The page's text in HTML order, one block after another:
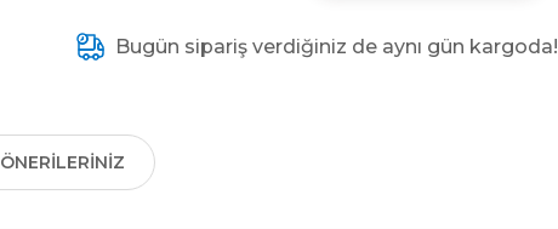
Bugün sipariş verdiğiniz de aynı gün kargoda!
ÖNERILERINIZ